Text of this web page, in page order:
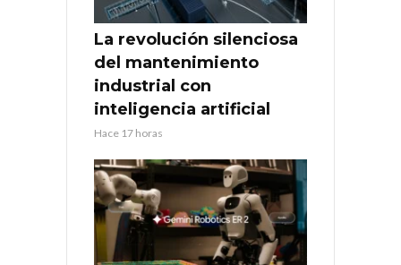
La revolución silenciosa
del mantenimiento
industrial con
inteligencia artificial
Hace 17 horas